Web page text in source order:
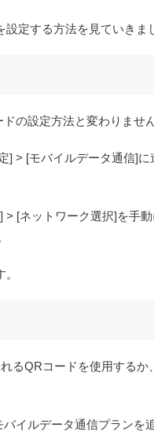
定する方法を見ていきま
の設定方法と変わりません
] > [モバイルデータ通信]
[ネットワーク選択]を手
るQRコードを使用するか
イルデータ通信プランを